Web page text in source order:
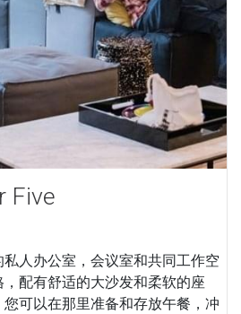
Five
人办公室，会议室和共同工作空
配有舒适的大沙发和柔软的座
可以在那里准备和存放午餐，冲